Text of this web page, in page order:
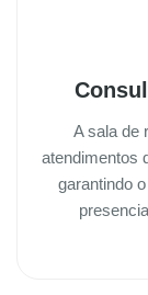
A sala de
atendimentos
garantindo